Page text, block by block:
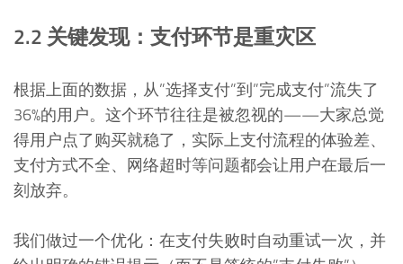
2.2 关键发现：支付环节是重灾区
根据上面的数据，从”选择支付”到”完成支付”流失了
36%的用户。这个环节往往是被忽视的——大家总觉
得用户点了购买就稳了，实际上支付流程的体验差、
支付方式不全、网络超时等问题都会让用户在最后一
刻放弃。
我们做过一个优化：在支付失败时自动重试一次，并